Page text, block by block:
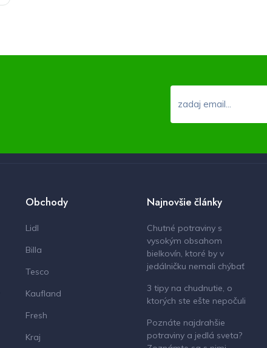
Obchody
Lidl
Billa
Tesco
Kaufland
Fresh
Kraj
Najnovšie články
Chutné potraviny s
vysokým obsahom
bielkovín, ktoré by v
jedálničku nemali chýbať
3 tipy na chudnutie, o
ktorých ste ešte nepočuli
Poznáte najdrahšie
potraviny a jedlá sveta?